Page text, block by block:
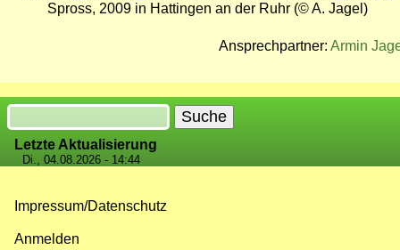
Spross, 2009 in Hattingen an der Ruhr (© A. Jagel)
Ansprechpartner: Armin
Suche
Letzte Aktualisierung
Di., 04.08.2026 - 14:44
Impressum/Datenschutz
Anmelden